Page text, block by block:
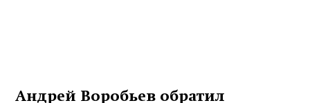
Андрей Воробьев обратил